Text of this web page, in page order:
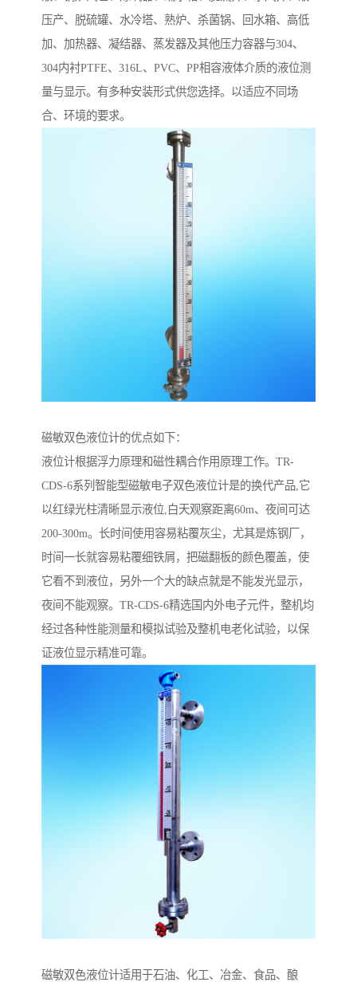
压产、脱硫罐、水冷塔、熟炉、杀菌锅、回水箱、高低
加、加热器、凝结器、蒸发器及其他压力容器与304、
304内衬PTFE、316L、PVC、PP相容液体介质的液位测
量与显示。有多种安装形式供您选择。以适应不同场
合、环境的要求。
磁敏双色液位计的优点如下：
液位计根据浮力原理和磁性耦合作用原理工作。TR-
CDS-6系列智能型磁敏电子双色液位计是的换代产品,它
以红绿光柱清晰显示液位,白天观察距离60m、夜间可达
200-300m。长时间使用容易粘覆灰尘，尤其是炼钢厂，
时间一长就容易粘覆细铁屑，把磁翻板的颜色覆盖，使
它看不到液位，另外一个大的缺点就是不能发光显示，
夜间不能观察。TR-CDS-6精选国内外电子元件，整机均
经过各种性能测量和模拟试验及整机电老化试验，以保
证液位显示精准可靠。
磁敏双色液位计适用于石油、化工、冶金、食品、酿